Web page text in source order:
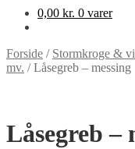
0,00 kr. 0 varer
Forside / Stormkroge &
mv. /Låsegreb – messing
Låsegreb –